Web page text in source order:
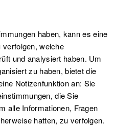
haben, kann es eine
verfolgen, welche
und analysiert haben. Um
zu haben, bietet die
Notizenfunktion an: Sie
die Sie
alle Informationen, Fragen
hatten, zu verfolgen.